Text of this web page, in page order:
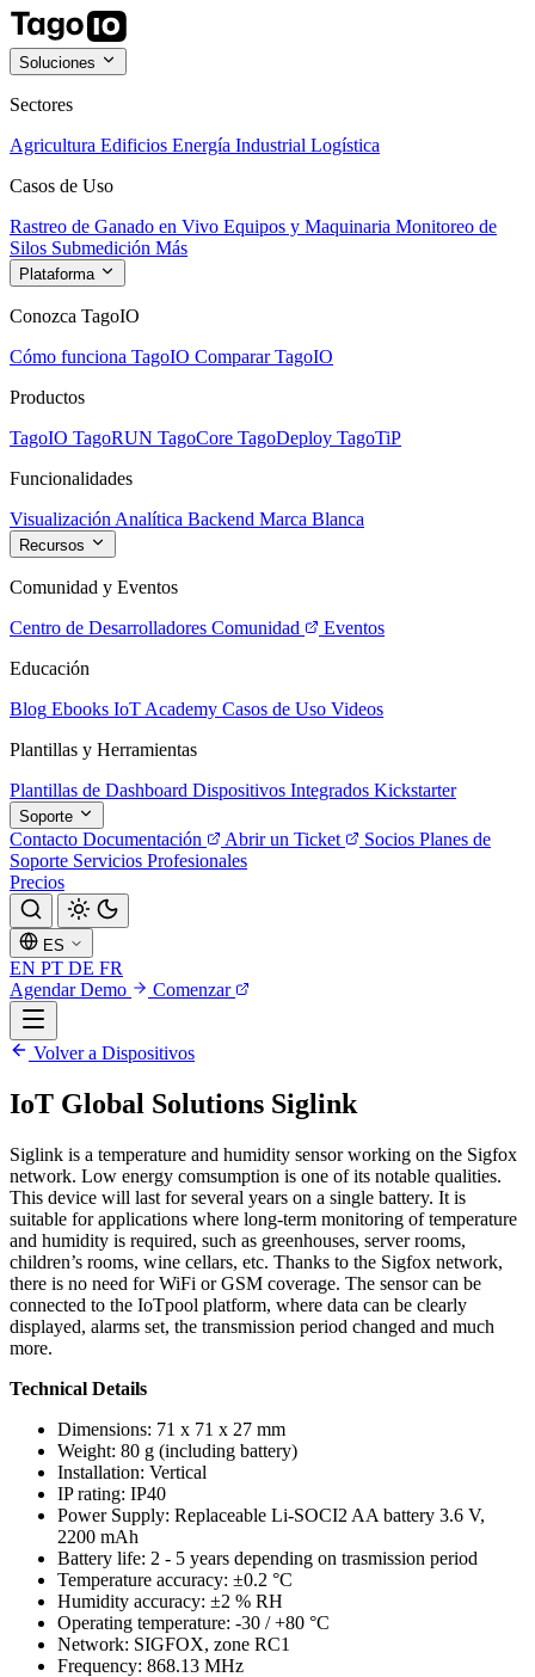
Soluciones
Sectores
Agricultura Edificios Energía Industrial Logística
Casos de Uso
Rastreo de Ganado en Vivo Equipos y Maquinaria Monitoreo de
Silos Submedición Más
Plataforma
Conozca TagoIO
Cómo funciona TagoIO Comparar TagoIO
Productos
TagoIO TagoRUN TagoCore TagoDeploy TagoTiP
Funcionalidades
Visualización Analítica Backend Marca Blanca
Recursos
Comunidad y Eventos
Centro de Desarrolladores Comunidad
Eventos
Educación
Blog Ebooks IoT Academy Casos de Uso Videos
Plantillas y Herramientas
Plantillas de Dashboard Dispositivos Integrados Kickstarter
Soporte
Contacto Documentación Abrir un Ticket Socios Planes de
Soporte Servicios Profesionales
Precios
ES
EN PT DE FR
Agendar Demo
Comenzar
Volver a Dispositivos
IoT Global Solutions Siglink
Siglink is a temperature and humidity sensor working on the Sigfox
network. Low energy comsumption is one of its notable qualities.
This device will last for several years on a single battery. It is
suitable for applications where long-term monitoring of temperature
and humidity is required, such as greenhouses, server rooms,
children’s rooms, wine cellars, etc. Thanks to the Sigfox network,
there is no need for WiFi or GSM coverage. The sensor can be
connected to the IoTpool platform, where data can be clearly
displayed, alarms set, the transmission period changed and much
more.
Technical Details
Dimensions: 71 x 71 x 27 mm
Weight: 80 g (including battery)
Installation: Vertical
IP rating: IP40
Power Supply: Replaceable Li-SOCI2 AA battery 3.6 V,
2200 mAh
Battery life: 2 - 5 years depending on trasmission period
Temperature accuracy: ±0.2 °C
Humidity accuracy: ±2 % RH
Operating temperature: -30 / +80 °C
Network: SIGFOX, zone RC1
Frequency: 868.13 MHz